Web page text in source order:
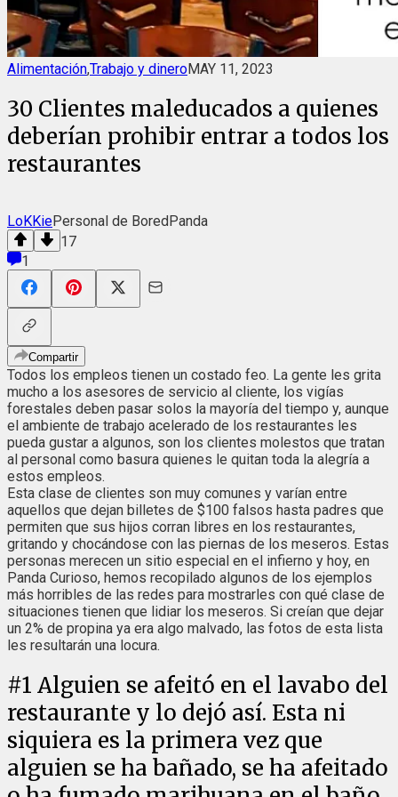
Alimentación,Trabajo y dineroMAY 11, 2023
30 Clientes maleducados a quienes
deberían prohibir entrar a todos los
restaurantes
LoKKiePersonal de BoredPanda
17
1
Compartir
Todos los empleos tienen un costado feo. La gente les grita
mucho a los asesores de servicio al cliente, los vigías
forestales deben pasar solos la mayoría del tiempo y, aunque
el ambiente de trabajo acelerado de los restaurantes les
pueda gustar a algunos, son los clientes molestos que tratan
al personal como basura quienes le quitan toda la alegría a
estos empleos.
Esta clase de clientes son muy comunes y varían entre
aquellos que dejan billetes de $100 falsos hasta padres que
permiten que sus hijos corran libres en los restaurantes,
gritando y chocándose con las piernas de los meseros. Estas
personas merecen un sitio especial en el infierno y hoy, en
Panda Curioso, hemos recopilado algunos de los ejemplos
más horribles de las redes para mostrarles con qué clase de
situaciones tienen que lidiar los meseros. Si creían que dejar
un 2% de propina ya era algo malvado, las fotos de esta lista
les resultarán una locura.
#1 Alguien se afeitó en el lavabo del
restaurante y lo dejó así. Esta ni
siquiera es la primera vez que
alguien se ha bañado, se ha afeitado